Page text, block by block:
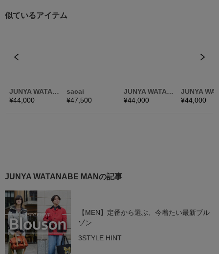
JUNYA WATANABE MANの記事
【MEN】定番から選ぶ、今着たい最新ブル
ゾン
3STYLE HINT